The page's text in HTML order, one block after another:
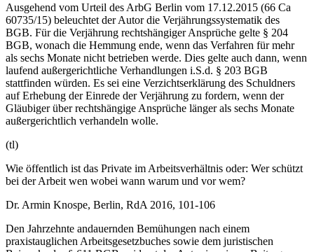
Ausgehend vom Urteil des ArbG Berlin vom 17.12.2015 (66 Ca
60735/15) beleuchtet der Autor die Verjährungssystematik des
BGB. Für die Verjährung rechtshängiger Ansprüche gelte § 204
BGB, wonach die Hemmung ende, wenn das Verfahren für mehr
als sechs Monate nicht betrieben werde. Dies gelte auch dann, wenn
laufend außergerichtliche Verhandlungen i.S.d. § 203 BGB
stattfinden würden. Es sei eine Verzichtserklärung des Schuldners
auf Erhebung der Einrede der Verjährung zu fordern, wenn der
Gläubiger über rechtshängige Ansprüche länger als sechs Monate
außergerichtlich verhandeln wolle.
(tl)
Wie öffentlich ist das Private im Arbeitsverhältnis oder: Wer schützt
bei der Arbeit wen wobei wann warum und vor wem?
Dr. Armin Knospe, Berlin, RdA 2016, 101-106
Den Jahrzehnte andauernden Bemühungen nach einem
praxistauglichen Arbeitsgesetzbuches sowie dem juristischen